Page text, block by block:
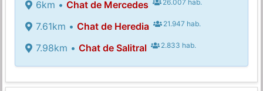
6km • Chat de Mercedes 26.007 hab.
7.61km • Chat de Heredia 21.947 hab.
7.98km • Chat de Salitral 2.833 hab.